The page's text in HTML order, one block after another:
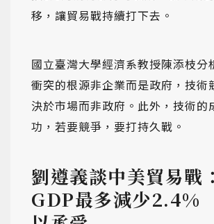
移，讓貿易戰持續打下去。
國立臺灣大學經濟系教授陳添枝分
衝突的根源非企業而是政府，技術
決於市場而非政府。此外，技術的
功，若要競爭，要打持久戰。
劉遵義談中美貿易戰
GDP最多減少2.4%